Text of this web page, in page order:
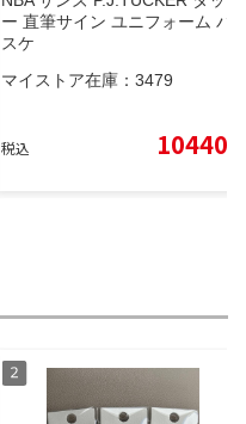
ー 直筆サイン ユニフォーム バ
スケ
マイストア在庫： 3479
税込 10440